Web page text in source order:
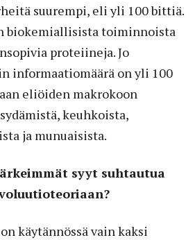
suurempi, eli yli 100 bittiä.
biokemiallisista toiminnoista
proteiineja. Jo
informaatiomäärä on yli 100
eliöiden makrokoon
keuhkoista,
ja munuaisista.
syyt suhtautua
käytännössä vain kaksi